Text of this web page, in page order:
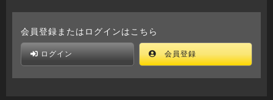
会員登録またはログインはこちら
ログイン 会員登録